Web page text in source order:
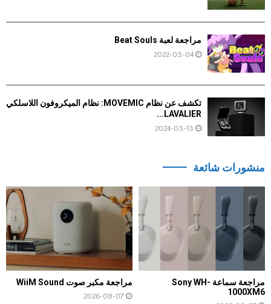
مراجعة لعبة Beat Souls
2022-03-04
تكشف عن نظام MOVEMIC: نظام الميكروفون اللاسلكي
LAVALIER...
2024-03-13
منشورات شائعة
مراجعة سماعة Sony WH-
1000XM6
مراجعة مكبر صوت WiiM Sound
2026-08-07